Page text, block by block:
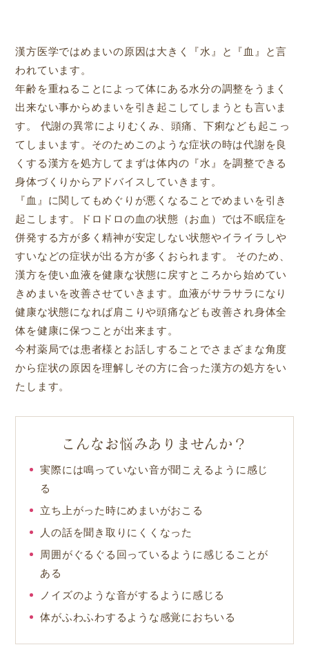
漢方医学ではめまいの原因は大きく『水』と『血』と言
われています。
年齢を重ねることによって体にある水分の調整をうまく
出来ない事からめまいを引き起こしてしまうとも言いま
す。 代謝の異常によりむくみ、頭痛、下痢なども起こっ
てしまいます。そのためこのような症状の時は代謝を良
くする漢方を処方してまずは体内の『水』を調整できる
身体づくりからアドバイスしていきます。
『血』に関してもめぐりが悪くなることでめまいを引き
起こします。ドロドロの血の状態（お血）では不眠症を
併発する方が多く精神が安定しない状態やイライラしや
すいなどの症状が出る方が多くおられます。 そのため、
漢方を使い血液を健康な状態に戻すところから始めてい
きめまいを改善させていきます。血液がサラサラになり
健康な状態になれば肩こりや頭痛なども改善され身体全
体を健康に保つことが出来ます。
今村薬局では患者様とお話しすることでさまざまな角度
から症状の原因を理解しその方に合った漢方の処方をい
たします。
こんなお悩みありませんか？
実際には鳴っていない音が聞こえるように感じ
る
立ち上がった時にめまいがおこる
人の話を聞き取りにくくなった
周囲がぐるぐる回っているように感じることが
ある
ノイズのような音がするように感じる
体がふわふわするような感覚におちいる